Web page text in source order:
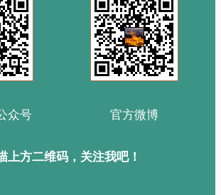
众号 官方微博
上方二维码，关注我吧！